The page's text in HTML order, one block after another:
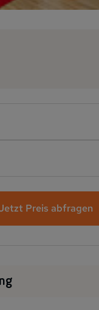
Preis abfragen